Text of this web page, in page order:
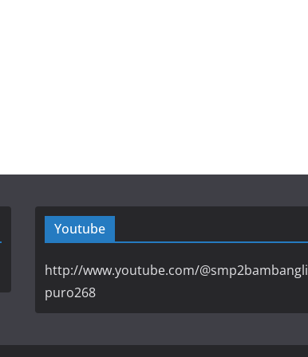
Youtube
http://www.youtube.com/@smp2bambangli
puro268